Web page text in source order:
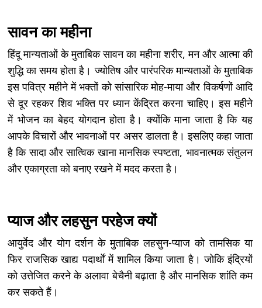
सावन का महीना
हिंदू मान्यताओं के मुताबिक सावन का महीना शरीर, मन और आत्मा की
शुद्धि का समय होता है। ज्योतिष और पारंपरिक मान्यताओं के मुताबिक
इस पवित्र महीने में भक्तों को सांसारिक मोह-माया और विकर्षणों आदि
से दूर रहकर शिव भक्ति पर ध्यान केंद्रित करना चाहिए। इस महीने
में भोजन का बेहद योगदान होता है। क्योंकि माना जाता है कि यह
आपके विचारों और भावनाओं पर असर डालता है। इसलिए कहा जाता
है कि सादा और सात्विक खाना मानसिक स्पष्टता, भावनात्मक संतुलन
और एकाग्रता को बनाए रखने में मदद करता है।
प्याज और लहसुन परहेज क्यों
आयुर्वेद और योग दर्शन के मुताबिक लहसुन-प्याज को तामसिक या
फिर राजसिक खाद्य पदार्थों में शामिल किया जाता है। जोकि इंद्रियों
को उत्तेजित करने के अलावा बेचैनी बढ़ाता है और मानसिक शांति कम
कर सकते हैं।